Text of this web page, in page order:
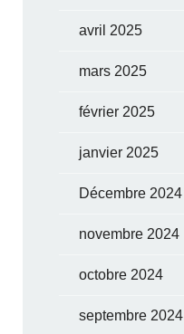
avril 2025
mars 2025
février 2025
janvier 2025
Décembre 2024
novembre 2024
octobre 2024
septembre 2024